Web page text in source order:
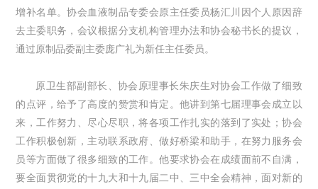
增补名单。协会血液制品专委会原主任委员杨汇川因个人原因辞
去主委职务，会议根据分支机构管理办法和协会秘书长的提议，
通过原制品委副主委庞广礼为新任主任委员。
原卫生部副部长、协会原理事长朱庆生对协会工作做了细致
的点评，给予了高度的赞赏和肯定。他讲到第七届理事会成立以
来，工作努力、尽心尽职，将各项工作扎实的落到了实处；协会
工作积极创新，主动联系政府、做好桥梁和助手，在努力服务会
员等方面做了很多细致的工作。他要求协会在成绩面前不自满，
要全面贯彻党的十九大和十九届二中、三中全会精神，面对新的